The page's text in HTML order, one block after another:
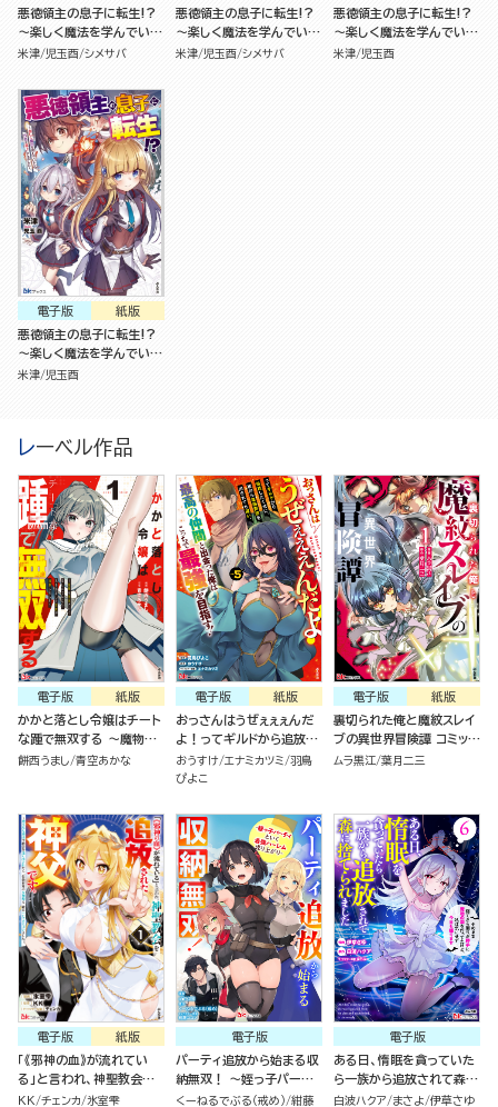
悪徳領主の息子に転生!?
～楽しく魔法を学んでいた
ら、汚名を返上してました
米津 児玉酉 シメサバ
悪徳領主の息子に転生!?
～楽しく魔法を学んでいた
ら、汚名を返上してました
米津 児玉酉 シメサバ
悪徳領主の息子に転生!?
～楽しく魔法を学んでいた
ら、汚名を返上してました
米津 児玉酉
紙版
電子版
悪徳領主の息子に転生!?
～楽しく魔法を学んでいた
ら、汚名を返上してました
米津 児玉酉
レーベル作品
紙版
電子版
かかと落とし令嬢はチート
な踵で無双する ～魔物を
即死させて楽しんでいた
餅西うまし 青空あかな
紙版
電子版
おっさんはうぜぇぇぇんだ
よ！ってギルドから追放し
たくせに、後から復帰要請
を出されても遅い。最高の
で最強を目指す！ （5）
おうすけ エナミカツミ 羽鳥
ぴよこ
紙版
電子版
裏切られた俺と魔紋スレイ
ブの異世界冒険譚 コミック
版（1）
ムラ黒江 葉月二三
紙版
電子版
「《邪神の血》が流れてい
る」と言われ、神聖教会を
追放された神父です。 ～理
KK チェンカ 氷室雫
電子版
パーティ追放から始まる収
納無双！ ～姪っ子パーテ
ィといく最強ハーレム成り
くーねるでぶる（戒め） 紺藤
電子版
ある日、惰眠を貪っていた
ら一族から追放されて森に
捨てられました そのまま
白波ハクア まさよ 伊草さゆ